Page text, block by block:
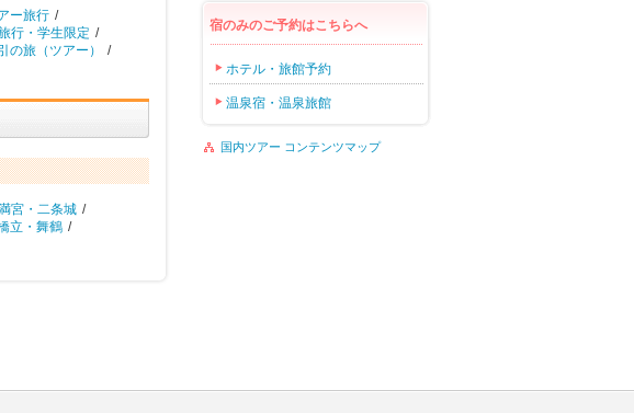
ー旅行 /
行・学生限定 /
の旅（ツアー）
/
宮・二条城 /
立・舞鶴 /
宿のみのご予約はこちらへ
ホテル・旅館予約
温泉宿・温泉旅館
国内ツアー コンテンツマップ